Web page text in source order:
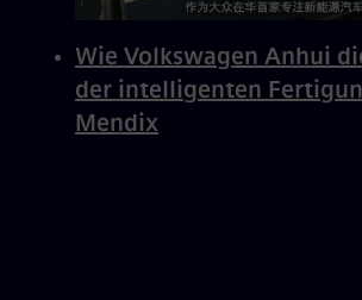
Wie Volkswagen Anhui
der intelligenten
Mendix